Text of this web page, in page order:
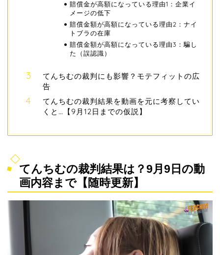
賠償金が高額になっている理由1：企業イ
メージの低下
賠償金額が高額になっている理由2：ナイ
トブラの在庫
賠償金額が高額になっている理由3：騙し
た（誤認識）
てんちむの裁判にも影響？モテフィットの広
告
てんちむの裁判結果を動画を元に考察してい
くと…【9月12日までの仮説】
てんちむの裁判結果は？9月9日の動
画内容まで【随時更新】